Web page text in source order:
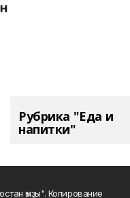
Рубрика "Еда и
напитки"
ҡыҙы". Копирование